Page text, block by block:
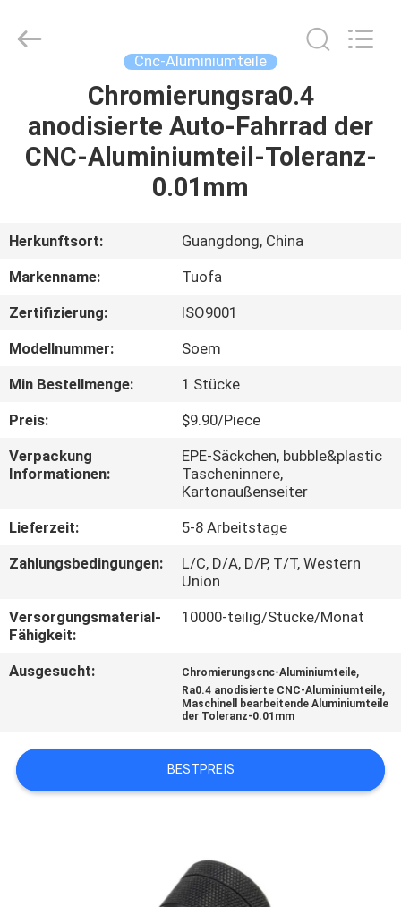
HAUSE
ÜBER
UNS
WERKSBESICHTIGUNG
QUALITÄTSKONTROLLE
KONTAKT
MIT
NEUIGKEITEN
BITTE
UM
EIN
SITEMAP
Ltd..
Cnc-Aluminiumteile
Chromierungsra0.4
anodisierte Auto-Fahrrad der
CNC-Aluminiumteil-Toleranz-
0.01mm
Herkunftsort:
Guangdong, China
Markenname:
Tuofa
Zertifizierung:
ISO9001
Modellnummer:
Soem
Min Bestellmenge:
1 Stücke
Preis:
$9.90/Piece
Verpackung
Informationen:
EPE-Säckchen, bubble&plastic
Tascheninnere,
Kartonaußenseiter
Lieferzeit:
5-8 Arbeitstage
Zahlungsbedingungen:
L/C, D/A, D/P, T/T, Western
Union
Versorgungsmaterial-
Fähigkeit:
10000-teilig/Stücke/Monat
Ausgesucht: Chromierungscnc-Aluminiumteile,
Ra0.4 anodisierte CNC-Aluminiumteile,
Maschinell bearbeitende Aluminiumteile
der Toleranz-0.01mm
BESTPREIS